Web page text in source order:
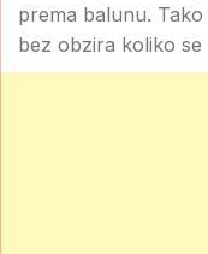
prema balunu.
bez obzira koliko se